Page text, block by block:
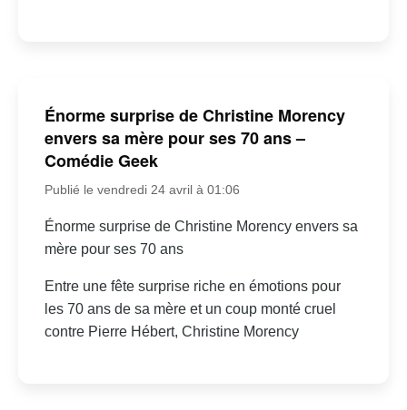
Énorme surprise de Christine Morency
envers sa mère pour ses 70 ans –
Comédie Geek
Publié le vendredi 24 avril à 01:06
Énorme surprise de Christine Morency envers sa
mère pour ses 70 ans
Entre une fête surprise riche en émotions pour
les 70 ans de sa mère et un coup monté cruel
contre Pierre Hébert, Christine Morency